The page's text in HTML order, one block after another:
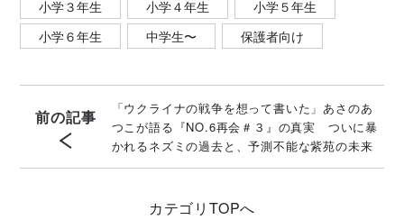
小学３年生 小学４年生
小学５年生
小学６年生
中学生〜 保護者向け
前の記事
「ウクライナの戦争を想って書いた」あさのあ
つこが語る『NO.6再会＃３』の真実 ついに暴
かれるネズミの過去と、予測不能な紫苑の未来
カテゴリ TOPへ